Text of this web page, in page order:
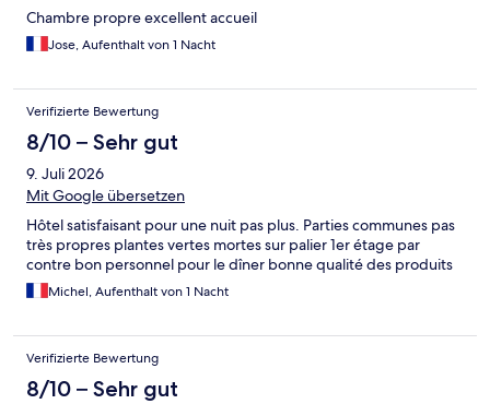
Chambre propre excellent accueil
Jose, Aufenthalt von 1 Nacht
Verifizierte Bewertung
8/10 – Sehr gut
9. Juli 2026
Mit Google übersetzen
Hôtel satisfaisant pour une nuit pas plus. Parties communes pas
très propres plantes vertes mortes sur palier 1er étage par
contre bon personnel pour le dîner bonne qualité des produits
Michel, Aufenthalt von 1 Nacht
Verifizierte Bewertung
8/10 – Sehr gut